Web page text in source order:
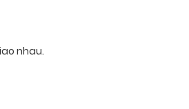
nhau.